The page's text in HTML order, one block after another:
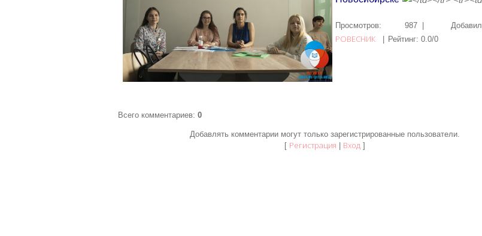
Просмотров: 987 Добавил
РОВЕСНИК Рейтинг: 0.0/0
Всего комментариев: 0
Добавлять комментарии могут только зарегистрированные пользователи.
[ Регистрация Вход ]